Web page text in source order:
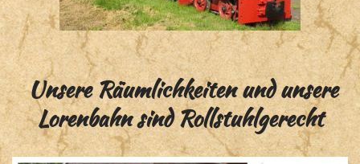
Unsere Räumlichkeiten und unsere
Lorenbahn sind Rollstuhlgerecht